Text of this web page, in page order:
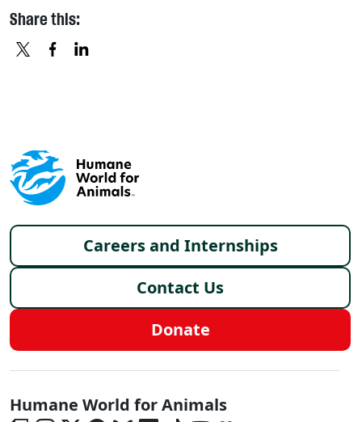
Share this:
Footer menu
Careers and Internships
Contact Us
Donate
Global - Social Menu
Humane World for Animals